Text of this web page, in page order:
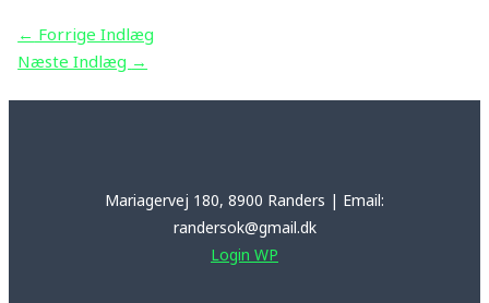
← Forrige Indlæg
Næste Indlæg →
Mariagervej 180, 8900 Randers | Email:
randersok@gmail.dk
Login WP